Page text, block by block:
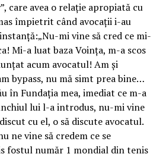
care avea o relație apropiată cu
împietrit când avocații i-au
mi vine să cred ce mi-
Mi-a luat baza Voința, m-a scos
acum avocatul! Am și
bypass, nu mă simt prea bine…
în Fundația mea, imediat ce m-a
lui l-a introdus, nu-mi vine
cu el, o să discute avocatul.
ne vine să credem ce se
fostul număr 1 mondial din tenis